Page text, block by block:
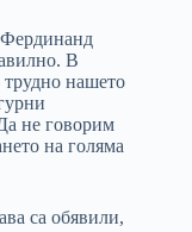
В
трудно нашето
не говорим
на голяма
са обявили,